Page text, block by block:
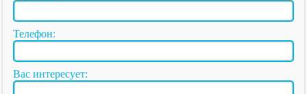
Телефон:
Вас интересует: